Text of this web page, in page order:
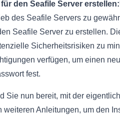
den Seafile Server erstellen:
des Seafile Servers zu
Seafile Server zu erstellen.
Sicherheitsrisiken zu
verfügen, um einen
fest.
Sie nun bereit, mit der
weiteren Anleitungen, um den